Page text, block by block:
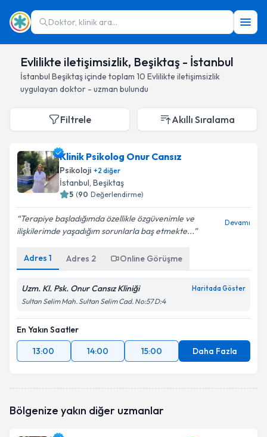
Doktor, klinik ara...
Evlilikte iletişimsizlik, Beşiktaş - İstanbul
İstanbul Beşiktaşiçinde toplam 10 Evlilikte iletişimsizlik
uygulayan doktor - uzman bulundu
Filtrele Akıllı Sıralama
Klinik Psikolog Onur Cansız
Psikoloji +2 diğer
İstanbul, Beşiktaş
5 (90 Değerlendirme)
Terapiye başladığımda özellikle özgüvenimle ve
ilişkilerimde yaşadığım sorunlarla baş etmekte...
Devamı
Adres 1 Adres 2 Online Görüşme
Uzm. Kl. Psk. Onur Cansız Kliniği Haritada Göster
Sultan Selim Mah. Sultan Selim Cad. No:57 D:4
En Yakın Saatler
13:00
14:00 15:00 Daha Fazla
Bölgenize yakın diğer uzmanlar